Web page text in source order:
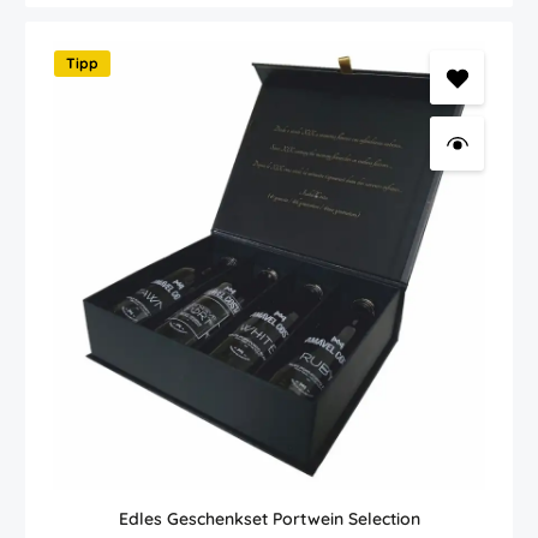
Awards: Bronze Vinduero: Gold - 95 Punkte
Tipp
Edles Geschenkset Portwein Selection